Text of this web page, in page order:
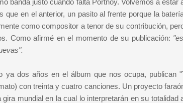
banda justo cuando falta Portnoy. Volvemos a estar
en el anterior, un pasito al frente porque la
como compositor a tenor de su contribución,
Como afirmé en el momento de su publicación:
ya dos años en el álbum que nos ocupa, publican
con treinta y cuatro canciones. Un proyecto
mundial en la cual lo interpretarán en su totalidad